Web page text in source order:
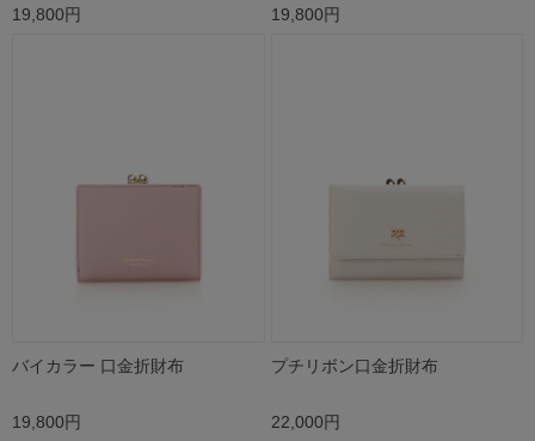
19,800円 19,800円
バイカラー 口金折財布
19,800円
プチリボン口金折財布
22,000円